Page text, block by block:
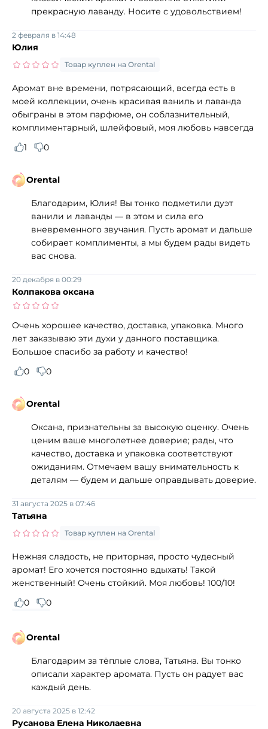
прекрасную лаванду. Носите с удовольствием!
Юлия
2 февраля в 14:48
Товар куплен на Orental
Аромат вне времени, потрясающий, всегда есть в
моей коллекции, очень красивая ваниль и лаванда
обыграны в этом парфюме, он соблазнительный,
комплиментарный, шлейфовый, моя любовь навсегда
1
0
Orental
Благодарим, Юлия! Вы тонко подметили дуэт
ванили и лаванды — в этом и сила его
вневременного звучания. Пусть аромат и дальше
собирает комплименты, а мы будем рады видеть
вас снова.
Колпакова оксана
20 декабря в 00:29
Очень хорошее качество, доставка, упаковка. Много
лет заказываю эти духи у данного поставщика.
Большое спасибо за работу и качество!
0
0
Orental
Оксана, признательны за высокую оценку. Очень
ценим ваше многолетнее доверие; рады, что
качество, доставка и упаковка соответствуют
ожиданиям. Отмечаем вашу внимательность к
деталям — будем и дальше оправдывать доверие.
Татьяна
31 августа 2025 в 07:46
Товар куплен на Orental
Нежная сладость, не приторная, просто чудесный
аромат! Его хочется постоянно вдыхать! Такой
женственный! Очень стойкий. Моя любовь! 100/10!
0
0
Orental
Благодарим за тёплые слова, Татьяна. Вы тонко
описали характер аромата. Пусть он радует вас
каждый день.
Русанова Елена Николаевна
20 августа 2025 в 12:42